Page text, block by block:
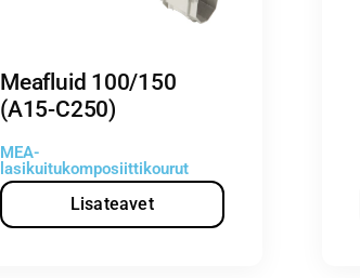
Meafluid 100/150
(A15-C250)
MEA-
lasikuitukomposiittikourut
Lisateavet